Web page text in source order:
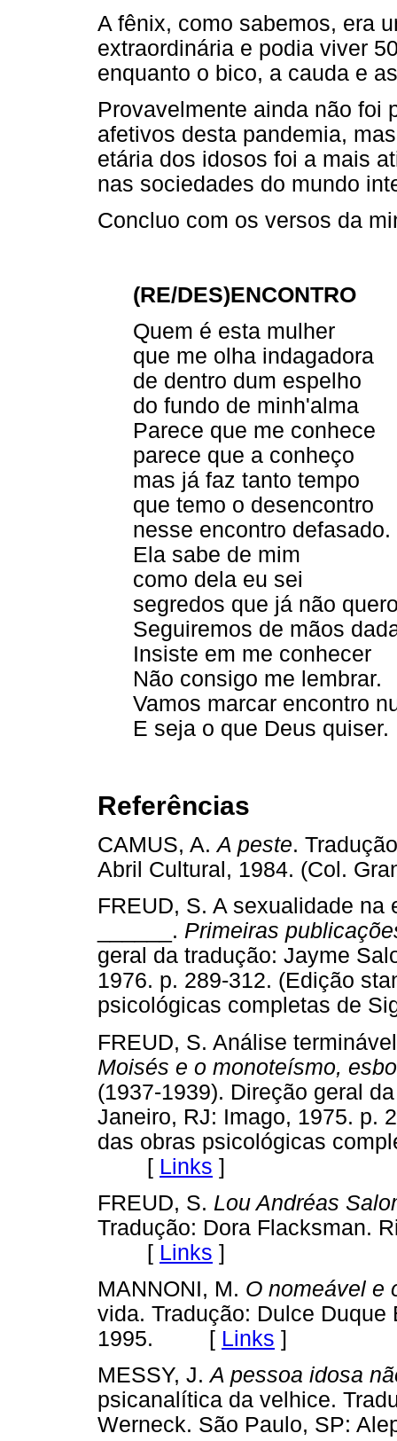
A fênix, como sabemos, era
extraordinária e podia viver
enquanto o bico, a cauda e
Provavelmente ainda não foi
afetivos desta pandemia,
etária dos idosos foi a mais
nas sociedades do mundo
Concluo com os versos da
(RE/DES)ENCONTRO
Quem é esta mulher
que me olha indagadora
de dentro dum espelho
do fundo de minh'alma
Parece que me conhece
parece que a conheço
mas já faz tanto tempo
que temo o desencontro
nesse encontro defasado.
Ela sabe de mim
como dela eu sei
segredos que já não
Seguiremos de mãos
Insiste em me conhecer
Não consigo me lembrar.
Vamos marcar encontro
E seja o que Deus quiser.
Referências
CAMUS, A.A peste.
Abril Cultural, 1984. (Col.
FREUD, S. A sexualidade
______. Primeiras
geral da tradução: Jayme
1976. p. 289-312. (Edição
psicológicas completas
FREUD, S. Análise
Moisés e o monoteísmo,
(1937-1939). Direção geral
Janeiro, RJ: Imago, 1975. p.
das obras psicológicas
[ Links ]
FREUD, S. Lou Andréas
Tradução: Dora Flacksman.
[ Links ]
MANNONI, M. O nomeável e
vida. Tradução: Dulce
1995. [ Links ]
MESSY, J.A pessoa idosa
psicanalítica da velhice.
Werneck. São Paulo, SP: